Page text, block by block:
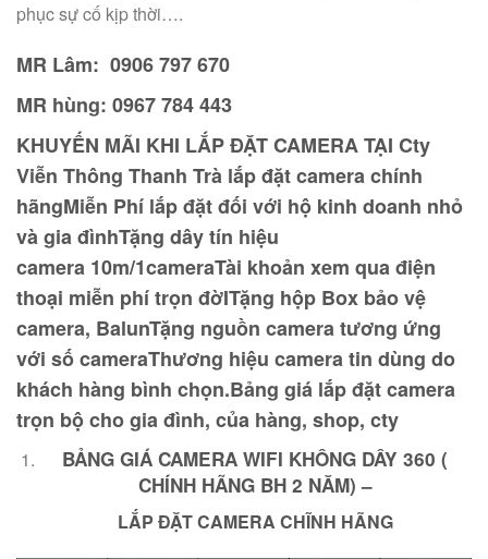
phục sự cố kịp thời….
MR Lâm: 0906 797 670
MR hùng: 0967 784 443
KHUYẾN MÃI KHI LẮP ĐẶT CAMERA TẠI Cty
Viễn Thông Thanh Trà lắp đặt camera chính
hãngMiễn Phí lắp đặt đối với hộ kinh doanh nhỏ
và gia đìnhTặng dây tín hiệu
camera 10m/1cameraTài khoản xem qua điện
thoại miễn phí trọn đờITặng hộp Box bảo vệ
camera, BalunTặng nguồn camera tương ứng
với số cameraThương hiệu camera tin dùng do
khách hàng bình chọn.Bảng giá lắp đặt camera
trọn bộ cho gia đình, của hàng, shop, cty
BẢNG GIÁ CAMERA WIFI KHÔNG DÂY 360 (
CHÍNH HÃNG BH 2 NĂM) –
LẮP ĐẶT CAMERA CHĨNH HÃNG